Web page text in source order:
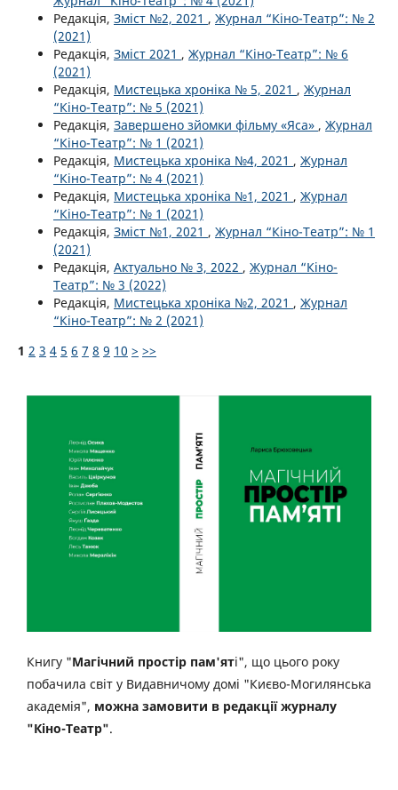
Редакція, Зміст №2, 2021 , Журнал “Кіно-Театр”: № 2
(2021)
Редакція, Зміст 2021 , Журнал “Кіно-Театр”: № 6
(2021)
Редакція, Мистецька хроніка № 5, 2021 , Журнал
“Кіно-Театр”: № 5 (2021)
Редакція, Завершено зйомки фільму «Яса» , Журнал
“Кіно-Театр”: № 1 (2021)
Редакція, Мистецька хроніка №4, 2021 , Журнал
“Кіно-Театр”: № 4 (2021)
Редакція, Мистецька хроніка №1, 2021 , Журнал
“Кіно-Театр”: № 1 (2021)
Редакція, Зміст №1, 2021 , Журнал “Кіно-Театр”: № 1
(2021)
Редакція, Актуально № 3, 2022 , Журнал “Кіно-
Театр”: № 3 (2022)
Редакція, Мистецька хроніка №2, 2021 , Журнал
“Кіно-Театр”: № 2 (2021)
1 2 3 4 5 6 7 8 9 10 > >>
Книгу "Магічний простір пам'яті", що цього року
побачила світ у Видавничому домі "Києво-Могилянська
академія", можна замовити в редакції журналу
"Кіно-Театр".